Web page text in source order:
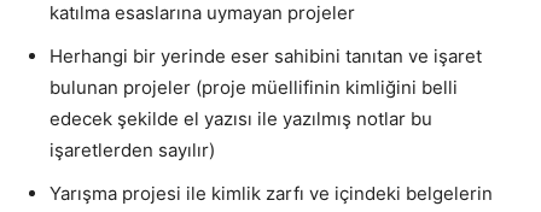
katılma esaslarına uymayan projeler
Herhangi bir yerinde eser sahibini tanıtan ve işaret
bulunan projeler (proje müellifinin kimliğini belli
edecek şekilde el yazısı ile yazılmış notlar bu
işaretlerden sayılır)
Yarışma projesi ile kimlik zarfı ve içindeki belgelerin